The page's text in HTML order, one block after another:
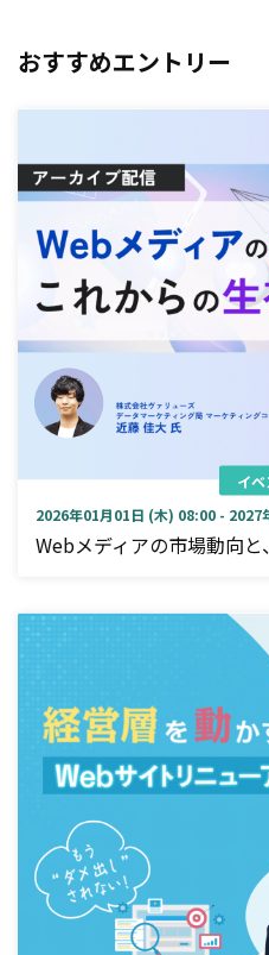
おすすめエントリー
イベ
2026年01月01日 (木) 08:00 - 2027
Webメディアの市場動向